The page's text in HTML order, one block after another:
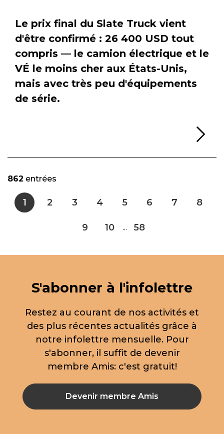
Le prix final du Slate Truck vient
d'être confirmé : 26 400 USD tout
compris — le camion électrique et le
VÉ le moins cher aux États-Unis,
mais avec très peu d'équipements
de série.
862 entrées
1 2 3 4 5 6 7 8
9 10 ... 58
S'abonner à l'infolettre
Restez au courant de nos activités et
des plus récentes actualités grâce à
notre infolettre mensuelle. Pour
s'abonner, il suffit de devenir
membre Amis: c'est gratuit!
Devenir membre Amis